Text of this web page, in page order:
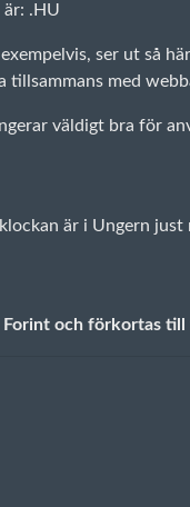
är: .HU
ser ut så
tillsammans med
väldigt bra för
är i Ungern
Forint och förkortas